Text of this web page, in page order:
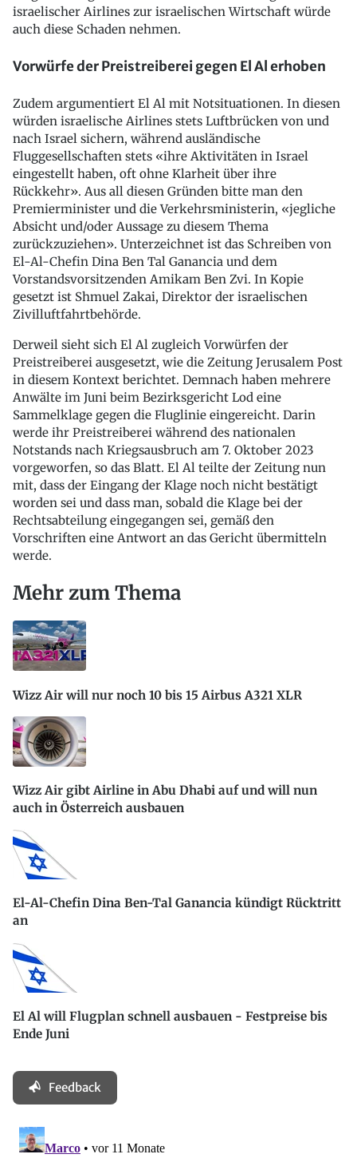
israelischer Airlines zur israelischen Wirtschaft würde
auch diese Schaden nehmen.
Vorwürfe der Preistreiberei gegen El Al erhoben
Zudem argumentiert El Al mit Notsituationen. In diesen
würden israelische Airlines stets Luftbrücken von und
nach Israel sichern, während ausländische
Fluggesellschaften stets «ihre Aktivitäten in Israel
eingestellt haben, oft ohne Klarheit über ihre
Rückkehr». Aus all diesen Gründen bitte man den
Premierminister und die Verkehrsministerin, «jegliche
Absicht und/oder Aussage zu diesem Thema
zurückzuziehen». Unterzeichnet ist das Schreiben von
El-Al-Chefin Dina Ben Tal Ganancia und dem
Vorstandsvorsitzenden Amikam Ben Zvi. In Kopie
gesetzt ist Shmuel Zakai, Direktor der israelischen
Zivilluftfahrtbehörde.
Derweil sieht sich El Al zugleich Vorwürfen der
Preistreiberei ausgesetzt, wie die Zeitung Jerusalem Post
in diesem Kontext berichtet. Demnach haben mehrere
Anwälte im Juni beim Bezirksgericht Lod eine
Sammelklage gegen die Fluglinie eingereicht. Darin
werde ihr Preistreiberei während des nationalen
Notstands nach Kriegsausbruch am 7. Oktober 2023
vorgeworfen, so das Blatt. El Al teilte der Zeitung nun
mit, dass der Eingang der Klage noch nicht bestätigt
worden sei und dass man, sobald die Klage bei der
Rechtsabteilung eingegangen sei, gemäß den
Vorschriften eine Antwort an das Gericht übermitteln
werde.
Mehr zum Thema
Wizz Air will nur noch 10 bis 15 Airbus A321 XLR
Wizz Air gibt Airline in Abu Dhabi auf und will nun
auch in Österreich ausbauen
El-Al-Chefin Dina Ben-Tal Ganancia kündigt Rücktritt
an
El Al will Flugplan schnell ausbauen - Festpreise bis
Ende Juni
Feedback